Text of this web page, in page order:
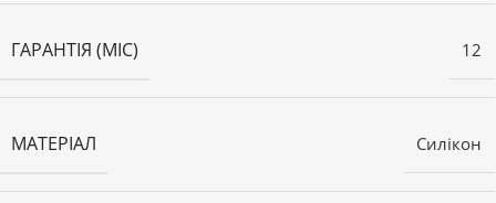
ГАРАНТІЯ (МІС) 12
МАТЕРІАЛ Силікон